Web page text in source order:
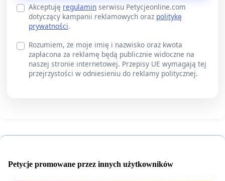
Akceptuję regulamin serwisu Petycjeonline.com
dotyczący kampanii reklamowych oraz politykę
prywatności.
Rozumiem, że moje imię i nazwisko oraz kwota
zapłacona za reklamę będą publicznie widoczne na
naszej stronie internetowej. Przepisy UE wymagają tej
przejrzystości w odniesieniu do reklamy politycznej.
Petycje promowane przez innych użytkowników